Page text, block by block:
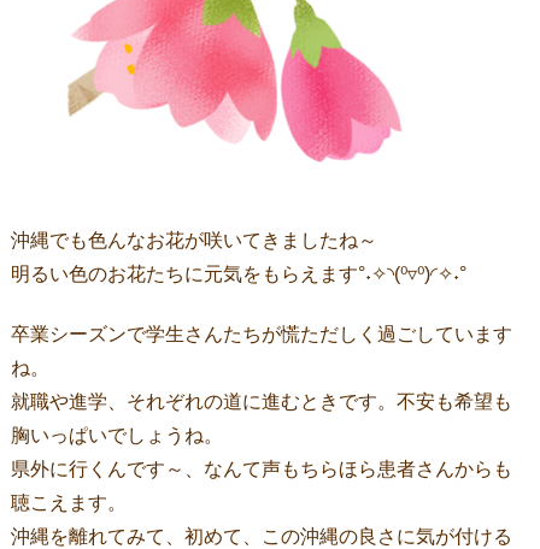
沖縄でも色んなお花が咲いてきましたね～
明るい色のお花たちに元気をもらえます°˖✧◝(⁰▿⁰)◜✧˖°
卒業シーズンで学生さんたちが慌ただしく過ごしています
ね。
就職や進学、それぞれの道に進むときです。不安も希望も
胸いっぱいでしょうね。
県外に行くんです～、なんて声もちらほら患者さんからも
聴こえます。
沖縄を離れてみて、初めて、この沖縄の良さに気が付ける